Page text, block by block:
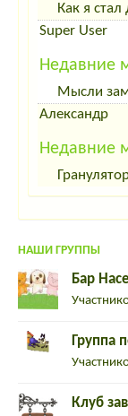
Как я
Super User
Недавние
Мысли
Aлександр
Недавние
НАШИ ГРУППЫ
Бар
Группа
Клуб